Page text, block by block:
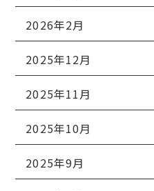
2026年2月
2025年12月
2025年11月
2025年10月
2025年9月